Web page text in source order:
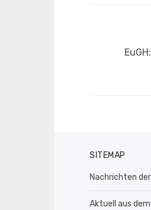
SITEMAP
Nachrichten
Aktuell aus